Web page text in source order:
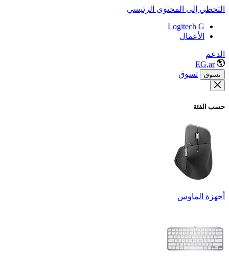
التخطي إلى المحتوى الرئيسي
Logitech G
الأعمال
الدعم
EG,ar
تسوق تسوق
حسب الفئة
أجهزة الماوس